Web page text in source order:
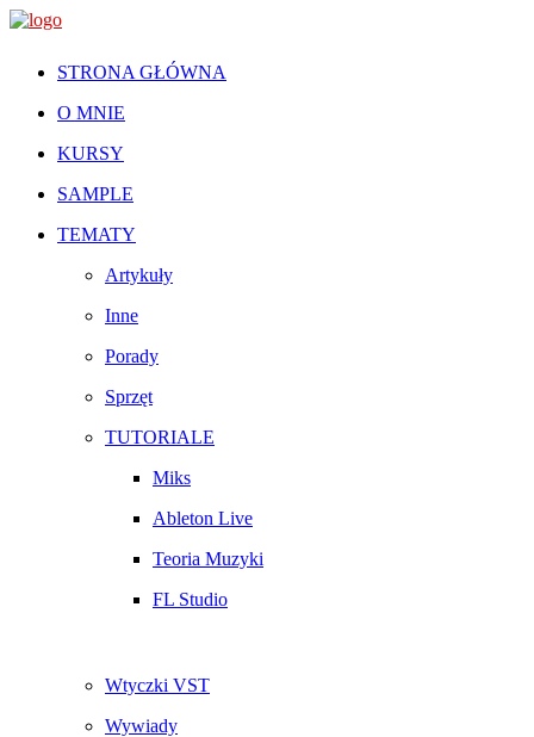
STRONA GŁÓWNA
O MNIE
KURSY
SAMPLE
TEMATY
Artykuły
Inne
Porady
Sprzęt
TUTORIALE
Miks
Ableton Live
Teoria Muzyki
FL Studio
Wtyczki VST
Wywiady